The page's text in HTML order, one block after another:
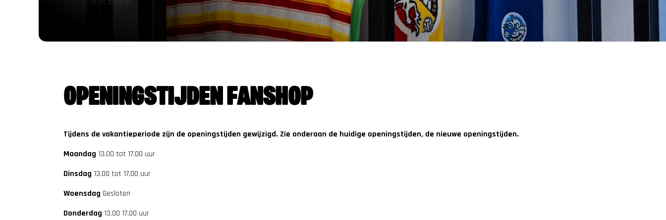
BTW: 0028.65.105.B.01
OPENINGSTIJDEN FANSHOP
Tijdens de vakantieperiode zijn de openingstijden gewijzigd. Zie onderaan de huidige openingstijden, de nieuwe openingstijden.
Maandag 13.00 tot 17.00 uur
Dinsdag 13.00 tot 17.00 uur
Woensdag Gesloten
Donderdag 13.00 17.00 uur